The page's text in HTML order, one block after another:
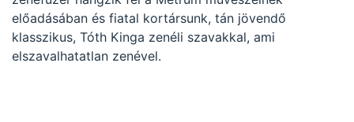
előadásában és fiatal kortársunk, tán jövendő
klasszikus, Tóth Kinga zenéli szavakkal, ami
elszavalhatatlan zenével.